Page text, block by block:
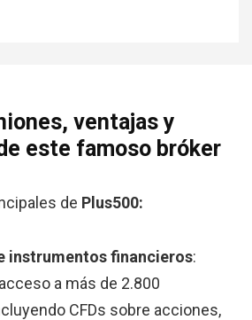
ventajas y
este famoso bróker
de Plus500:
instrumentos financieros:
a más de 2.800
CFDs sobre acciones,